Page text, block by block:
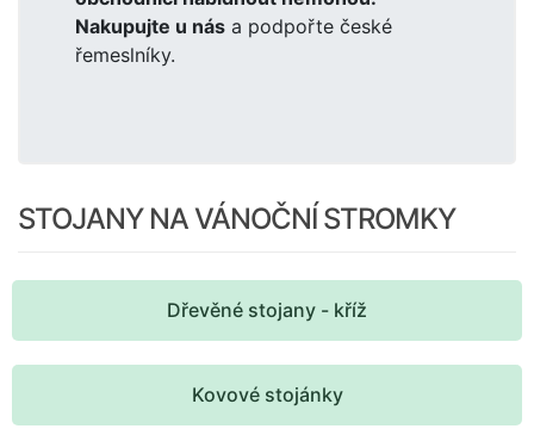
Nakupujte u nás a podpořte české
řemeslníky.
STOJANY NA VÁNOČNÍ STROMKY
Dřevěné stojany - kříž
Kovové stojánky